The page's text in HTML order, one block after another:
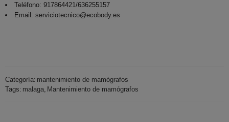
Teléfono: 917864421/636255157
Email: serviciotecnico@ecobody.es
Categoría: mantenimiento de mamógrafos
Tags: malaga Mantenimiento de mamógrafos